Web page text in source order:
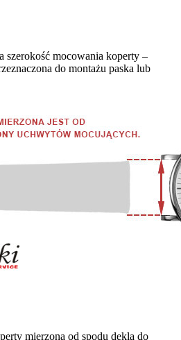
szerokość mocowania koperty –
do montażu paska lub
mierzona od spodu dekla do